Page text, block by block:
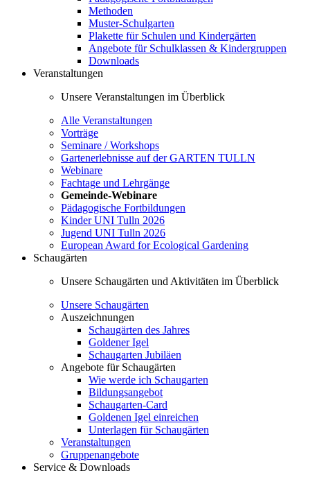
Methoden
Muster-Schulgarten
Plakette für Schulen und Kindergärten
Angebote für Schulklassen & Kindergruppen
Downloads
Veranstaltungen
Unsere Veranstaltungen im Überblick
Alle Veranstaltungen
Vorträge
Seminare / Workshops
Gartenerlebnisse auf der GARTEN TULLN
Webinare
Fachtage und Lehrgänge
Gemeinde-Webinare
Pädagogische Fortbildungen
Kinder UNI Tulln 2026
Jugend UNI Tulln 2026
European Award for Ecological Gardening
Schaugärten
Unsere Schaugärten und Aktivitäten im Überblick
Unsere Schaugärten
Auszeichnungen
Schaugärten des Jahres
Goldener Igel
Schaugarten Jubiläen
Angebote für Schaugärten
Wie werde ich Schaugarten
Bildungsangebot
Schaugarten-Card
Goldenen Igel einreichen
Unterlagen für Schaugärten
Veranstaltungen
Gruppenangebote
Service & Downloads